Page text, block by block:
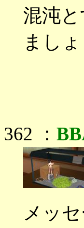
混沌
ましょ
362 ：
メッ